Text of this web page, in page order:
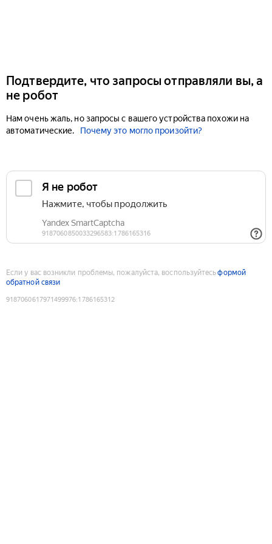
Подтвердите, что запросы отправляли вы, а
не робот
Нам очень жаль, но запросы с вашего устройства похожи на
автоматические.
Почему это могло произойти?
Если у вас возникли проблемы, пожалуйста, воспользуйтесьформой
обратной связи
9187060617971499976:1786165312